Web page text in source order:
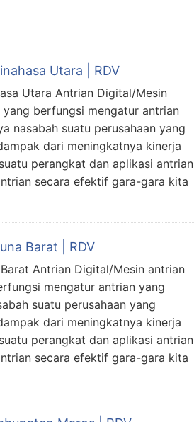
Utara | RDV
Utara Antrian Digital/Mesin
berfungsi mengatur antrian
nasabah suatu perusahaan yang
dari meningkatnya kinerja
perangkat dan aplikasi antrian
secara efektif gara-gara kita
Barat | RDV
Antrian Digital/Mesin antrian
mengatur antrian yang
suatu perusahaan yang
dari meningkatnya kinerja
perangkat dan aplikasi antrian
secara efektif gara-gara kita